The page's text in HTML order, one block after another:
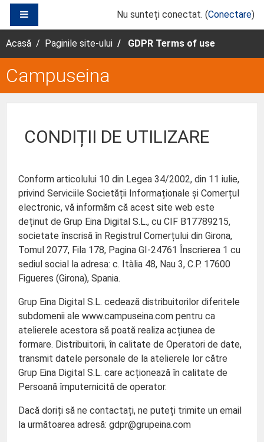
Sari la conţinutul principal
Nu sunteți conectat. (Conectare)
Acasă Paginile site-ului GDPR Terms of use
Campuseina
CONDIȚII DE UTILIZARE
Conform articolului 10 din Legea 34/2002, din 11 iulie,
privind Serviciile Societății Informaționale și Comerțul
electronic, vă informăm că acest site web este
deținut de Grup Eina Digital S.L., cu CIF B17789215,
societate înscrisă în Registrul Comerțului din Girona,
Tomul 2077, Fila 178, Pagina GI-24761 Înscrierea 1 cu
sediul social la adresa: c. Itàlia 48, Nau 3, C.P. 17600
Figueres (Girona), Spania.
Grup Eina Digital S.L. cedează distribuitorilor diferitele
subdomenii ale www.campuseina.com pentru ca
atelierele acestora să poată realiza acțiunea de
formare. Distribuitorii, în calitate de Operatori de date,
transmit datele personale de la atelierele lor către
Grup Eina Digital S.L. care acționează în calitate de
Persoană împuternicită de operator.
Dacă doriți să ne contactați, ne puteți trimite un email
la următoarea adresă: gdpr@grupeina.com